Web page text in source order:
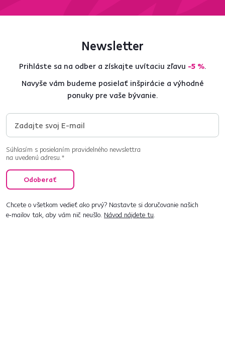
Newsletter
Prihláste sa na odber a získajte uvítaciu zľavu -5 %.
Navyše vám budeme posielať inšpirácie a výhodné
ponuky pre vaše bývanie.
Súhlasím s posielaním pravidelného newslettra
na uvedenú adresu.*
Odoberať
Chcete o všetkom vedieť ako prvý? Nastavte si doručovanie našich
e‑mailov tak, aby vám nič neušlo. Návod nájdete tu.